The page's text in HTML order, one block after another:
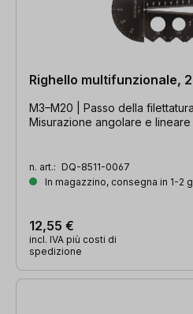
Righello multifunzionale,
M3–M20 | Passo della filettatura
Misurazione angolare e lineare
n. art.: DQ-8511-0067
In magazzino, consegna in 1-2
12,55 €
incl. IVA più costi di
spedizione